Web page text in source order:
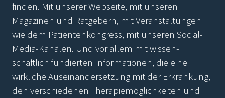
finden. Mit unserer Webseite, mit unseren
Magazinen und Ratgebern, mit Veranstaltungen
wie dem Patientenkongress, mit unseren Social-
Media-Kanälen. Und vor allem mit wissen-
schaftlich fundierten Informationen, die eine
wirkliche Auseinandersetzung mit der Erkrankung,
den verschiedenen Therapiemöglichkeiten und